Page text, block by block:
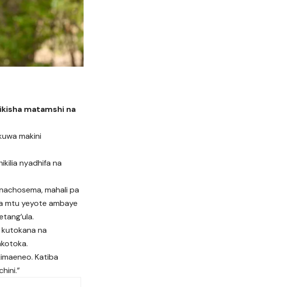
matamshi na
makini
nyadhifa na
mahali pa
mtu yeyote ambaye
kutokana na
Katiba